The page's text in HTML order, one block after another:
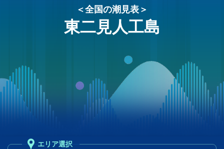
＜全国の潮見表＞
東二見人工島
エリア選択